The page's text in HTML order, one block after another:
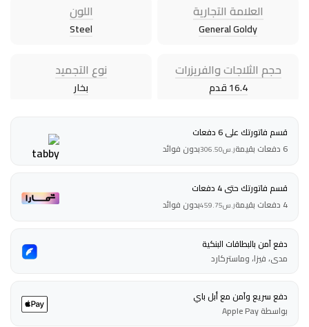
العلامة التجارية
General Goldy
اللون
Steel
حجم الثلاجات والفريزرات
16.4 قدم
نوع التجميد
بخار
قسم فاتورتك على 6 دفعات
6 دفعات بقيمة
ر.س306.50بدون فوائد
قسم فاتورتك حتى 4 دفعات
4 دفعات بقيمة
ر.س459.75بدون فوائد
دفع آمن بالبطاقات البنكية
مدى، فيزا، وماستركارد
دفع سريع وآمن مع أبل باي
بواسطة Apple Pay